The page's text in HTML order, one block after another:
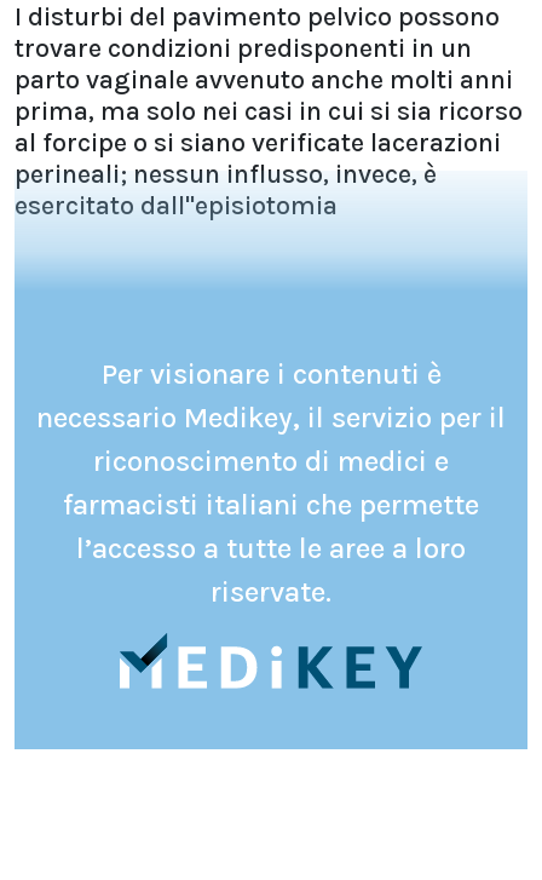
I disturbi del pavimento pelvico possono
trovare condizioni predisponenti in un
parto vaginale avvenuto anche molti anni
prima, ma solo nei casi in cui si sia ricorso
al forcipe o si siano verificate lacerazioni
perineali; nessun influsso, invece, è
esercitato dall''episiotomia
Per visionare i contenuti è
necessario Medikey, il servizio per il
riconoscimento di medici e
farmacisti italiani che permette
l’accesso a tutte le aree a loro
riservate.